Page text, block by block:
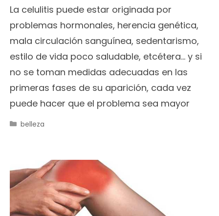
La celulitis puede estar originada por
problemas hormonales, herencia genética,
mala circulación sanguínea, sedentarismo,
estilo de vida poco saludable, etcétera… y si
no se toman medidas adecuadas en las
primeras fases de su aparición, cada vez
puede hacer que el problema sea mayor
Categorías
belleza